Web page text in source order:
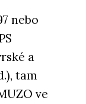
nebo
a
tam
ve